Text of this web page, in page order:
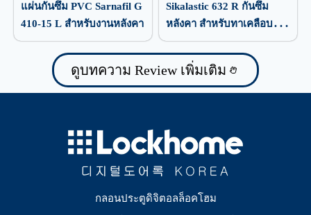
แผ่นกันซึม PVC Sarnafil G
410-15 L สำหรับงานหลังคา
Sikalastic 632 R กันซึม
หลังคา สำหรับทาเคลือบ
ป้องกันน้ำรั่วซึม
ดูบทความ Review เพิ่มเติม
กลอนประตูดิจิตอลล็อคโฮม